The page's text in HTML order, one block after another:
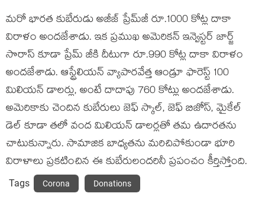
మరో భారత కుబేరుడు అజీజ్ ప్రేమ్‌జీ రూ.1000 కోట్ల దాకా
విరాళం అందజేశాడు. ఇక ప్రముఖ అమెరికన్ ఇన్వెస్టర్ జార్జ్
సొరాస్ కూడా ప్రేమ్ జీకి దీటుగా రూ.990 కోట్ల దాకా విరాళం
అందజేశాడు. ఆస్ట్రేలియన్ వ్యాపారవేత్త ఆండ్రూ ఫారెస్ట్ 100
మిలియన్ డాలర్లు, అంటే దాదాపు 760 కోట్లు అందజేశాడు.
అమెరికాకు చెందిన కుబేరులు జెఫ్ స్కాల్, జెఫ్ బిజోస్, మైకేల్
డెల్ కూడా తలో వంద మిలియన్ డాలర్లతో తమ ఉదారతను
చాటుకున్నారు. సామాజిక బాధ్యతను మరిచిపోకుండా భూరి
విరాళాలు ప్రకటించిన ఈ కుబేరులందరినీ ప్రపంచం కీర్తిస్తోంది.
Tags Corona Donations